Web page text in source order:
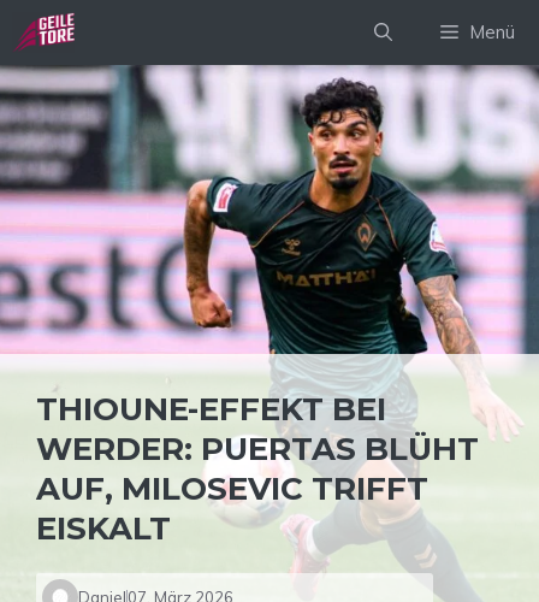
Zum
Inhalt
springen
Menü
THIOUNE-EFFEKT BEI
WERDER: PUERTAS BLÜHT
AUF, MILOSEVIC TRIFFT
EISKALT
Daniel07. März 2026